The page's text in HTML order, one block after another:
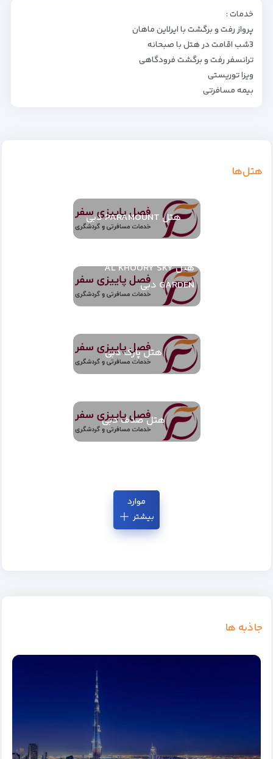
خدمات :
پرواز رفت و برگشت با ایرلاین ماهان
3شب اقامت در هتل با صبحانه
ترانسفر رفت و برگشت فرودگاهی
ویزا توریستی
بیمه مسافرتی
هتل‌ها
هتل PARAMOUNT دبی
هتل AL KHOORY SKY
GARDEN دبی
هتل پارک دبی
هتل صدف دبی
موارد
بیشتر
جاذبه ها